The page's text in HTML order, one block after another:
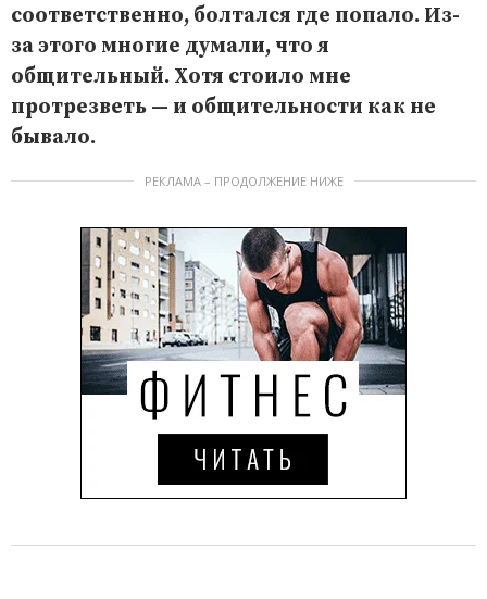
соответственно, болтался где попало. Из-
за этого многие думали, что я
общительный. Хотя стоило мне
протрезветь — и общительности как не
бывало.
РЕКЛАМА – ПРОДОЛЖЕНИЕ НИЖЕ